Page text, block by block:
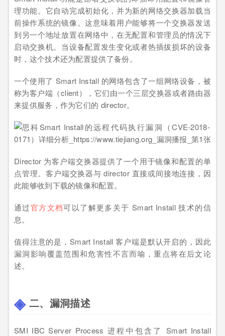
理功能。它自动完成初始化，并为新的网络交换器加载当
前操作系统的镜像。这意味着用户能够将一个交换器发送
到另一个地址放置在网络中，在无配置和管理员的情况下
启动交换机。当设备配置发生变化或者热插拔损坏的设备
时，这个技术还为配置提供了备份。
一个使用了 Smart Install 的网络包含了一组网络设备，被
称为客户端（client），它们由一个三层交换器或者路由器
来提供服务，作为它们的 director。
Director 为客户端交换器提供了一个用于镜像和配置的单
点管理。客户端交换器与 director 直接或间接地连接，因
此能够收到下载的镜像和配置。
通过官方文档可以了解更多关于 Smart Install 技术的信
息。
值得注意的是，Smart Install 客户端是默认开启的，因此
漏洞影响覆盖范围和危害性不言而喻，重点将在后文论
述。
二、漏洞描述
SMI IBC Server Process 进程中包含了 Smart Install